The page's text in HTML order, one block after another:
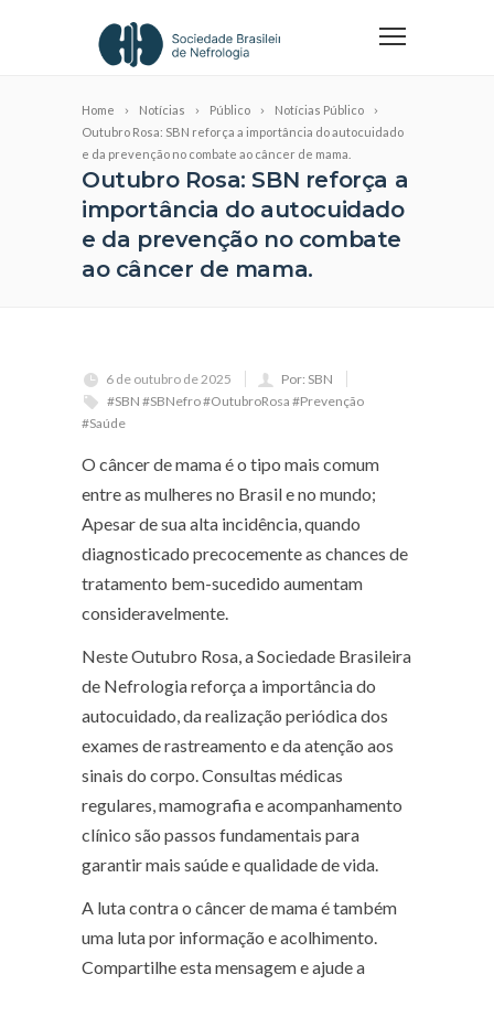
Home Notícias Público
Notícias Público
Outubro Rosa: SBN reforça a importância do autocuidado
e da prevenção no combate ao câncer de mama.
Outubro Rosa: SBN reforça a
importância do autocuidado
e da prevenção no combate
ao câncer de mama.
6 de outubro de 2025
Por: SBN
#SBN #SBNefro #OutubroRosa #Prevenção
#Saúde
O câncer de mama é o tipo mais comum
entre as mulheres no Brasil e no mundo;
Apesar de sua alta incidência, quando
diagnosticado precocemente as chances de
tratamento bem-sucedido aumentam
consideravelmente.
Neste Outubro Rosa, a Sociedade Brasileira
de Nefrologia reforça a importância do
autocuidado, da realização periódica dos
exames de rastreamento e da atenção aos
sinais do corpo. Consultas médicas
regulares, mamografia e acompanhamento
clínico são passos fundamentais para
garantir mais saúde e qualidade de vida.
A luta contra o câncer de mama é também
uma luta por informação e acolhimento.
Compartilhe esta mensagem e ajude a